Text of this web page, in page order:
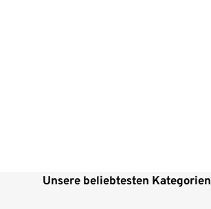
Unsere beliebtesten Kategorien